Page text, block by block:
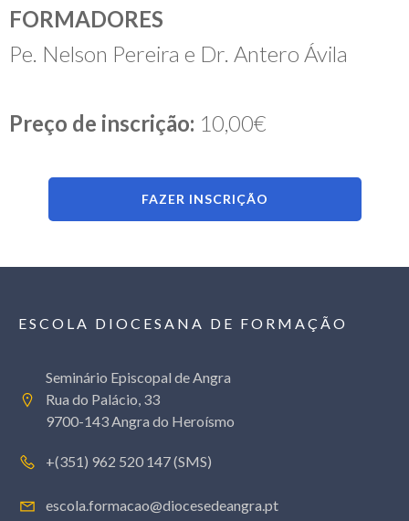
FORMADORES
Pe. Nelson Pereira e Dr. Antero Ávila
Preço de inscrição: 10,00€
FAZER INSCRIÇÃO
ESCOLA DIOCESANA DE FORMAÇÃO
Seminário Episcopal de Angra
Rua do Palácio, 33
9700-143 Angra do Heroísmo
+(351) 962 520 147 (SMS)
escola.formacao@diocesedeangra.pt